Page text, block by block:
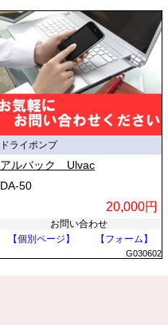
ドライポンプ
アルバック Ulvac
DA-50
20,000円
お問い合わせ
【個別ページ】
【フォーム】
G030602